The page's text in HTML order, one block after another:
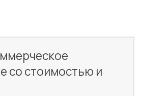
со стоимостью и